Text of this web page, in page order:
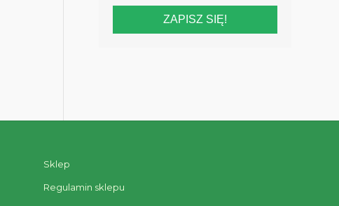
ZAPISZ SIĘ!
Sklep
Regulamin sklepu